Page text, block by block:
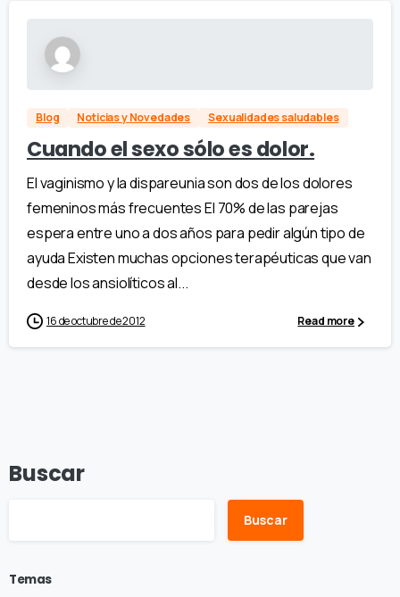
Blog Noticias y Novedades Sexualidades saludables
Cuando el sexo sólo es dolor.
El vaginismo y la dispareunia son dos de los dolores
femeninos más frecuentes El 70% de las parejas
espera entre uno a dos años para pedir algún tipo de
ayuda Existen muchas opciones terapéuticas que van
desde los ansiolíticos al...
16 de octubre de 2012 Read more
Buscar
Buscar
Temas